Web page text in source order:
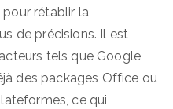
rétablir la
de précisions. Il est
tels que Google
des packages Office ou
ce qui